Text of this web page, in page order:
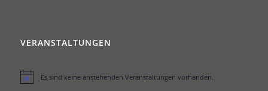
VERANSTALTUNGEN
HinweisEs sind keine anstehenden Veranstaltungen vorhanden.